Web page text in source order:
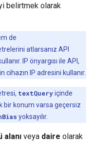
belirtmek olarak
de
atlarsanız API
IP önyargısı ile API,
cihazın IP adresini kullanır.
textQueryiçinde
bir konum varsa geçersiz
yoksayılır.
veya daire olarak